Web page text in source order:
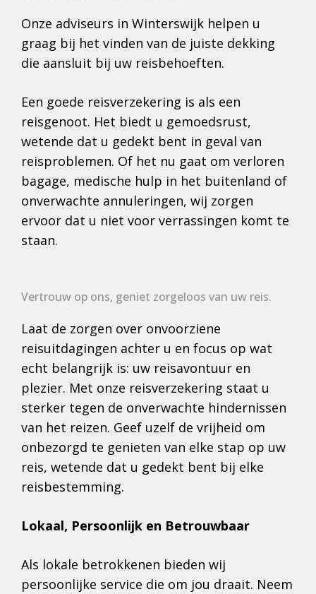
Onze adviseurs in Winterswijk helpen u
graag bij het vinden van de juiste dekking
die aansluit bij uw reisbehoeften.
Een goede reisverzekering is als een
reisgenoot. Het biedt u gemoedsrust,
wetende dat u gedekt bent in geval van
reisproblemen. Of het nu gaat om verloren
bagage, medische hulp in het buitenland of
onverwachte annuleringen, wij zorgen
ervoor dat u niet voor verrassingen komt te
staan.
Vertrouw op ons, geniet zorgeloos van uw reis.
Laat de zorgen over onvoorziene
reisuitdagingen achter u en focus op wat
echt belangrijk is: uw reisavontuur en
plezier. Met onze reisverzekering staat u
sterker tegen de onverwachte hindernissen
van het reizen. Geef uzelf de vrijheid om
onbezorgd te genieten van elke stap op uw
reis, wetende dat u gedekt bent bij elke
reisbestemming.
Lokaal, Persoonlijk en Betrouwbaar
Als lokale betrokkenen bieden wij
persoonlijke service die om jou draait. Neem